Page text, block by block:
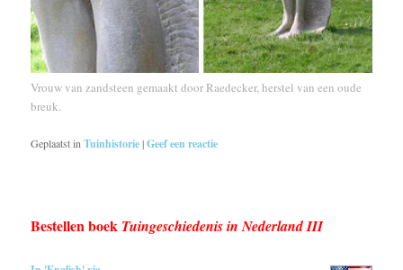
Vrouw van zandsteen gemaakt door Raedecker, herstel van een oude
breuk.
Geplaatst in Tuinhistorie|Geef een reactie
Bestellen boek Tuingeschiedenis in Nederland III